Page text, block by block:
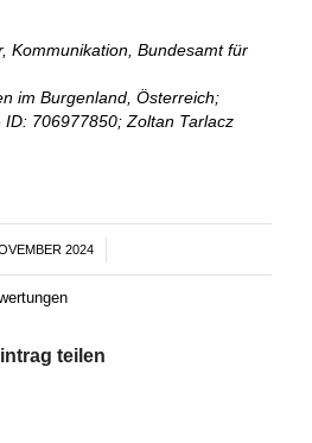
Kommunikation, Bundesamt für
im Burgenland, Österreich;
ID: 706977850; Zoltan Tarlacz
2024
/
teilen